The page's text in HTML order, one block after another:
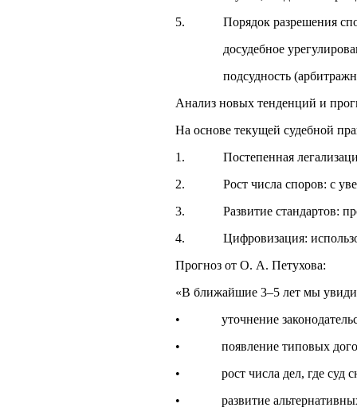
5. Порядок разрешения
досудебное
подсудность
Анализ новых тенденций и
На основе текущей судебной
1. Постепенная легализация:
2. Рост числа споров: с
3. Развитие стандартов:
4. Цифровизация:
Прогноз от О. А. Петухова:
«В ближайшие 3–5 лет мы
• уточнение
• появление типовых
• рост числа дел, где суд
• развитие альтернативных